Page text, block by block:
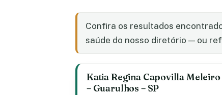
Confira os resultados
saúde do nosso diretório — ou
Katia Regina Capovilla Meleiro
– Guarulhos – SP